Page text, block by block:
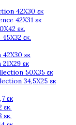
42X30 εκ
42X31 εκ
εκ.
εκ.
εκ
εκ
50X35 εκ
34,5X25 εκ
εκ
εκ.
εκ.